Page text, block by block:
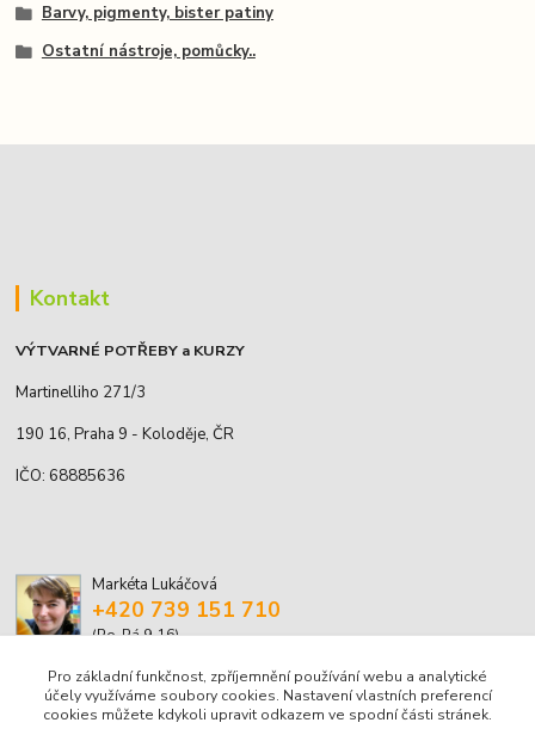
Barvy, pigmenty, bister patiny
Ostatní nástroje, pomůcky..
Kontakt
VÝTVARNÉ POTŘEBY a KURZY
Martinelliho 271/3
190 16, Praha 9 - Koloděje, ČR
IČO: 68885636
Markéta Lukáčová
+420 739 151 710
(Po-Pá 9-16)
marketa.lukacova@volny.cz
Pro základní funkčnost, zpříjemnění používání webu a analytické
účely využíváme soubory cookies. Nastavení vlastních preferencí
cookies můžete kdykoli upravit odkazem ve spodní části stránek.